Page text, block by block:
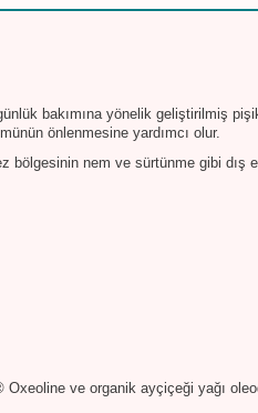
bakımına yönelik geliştirilmiş
önlenmesine yardımcı olur.
nem ve sürtünme gibi dış
ve organik ayçiçeği yağı